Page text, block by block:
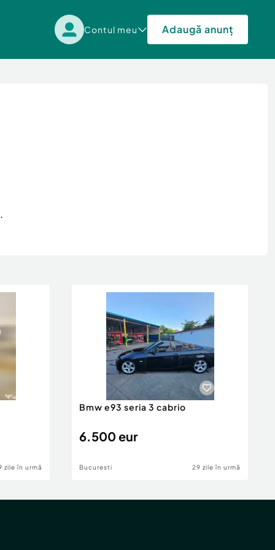
Contul meu Adaugă anunț
zile în urmă
Bmw e93 seria 3 cabrio
6.500 eur
Bucuresti 29 zile în urmă